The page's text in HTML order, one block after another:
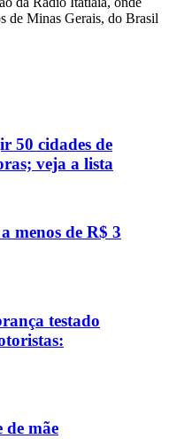
de Minas Gerais, do Brasil
50 cidades de
veja a lista
menos de R$ 3
testado
de mãe